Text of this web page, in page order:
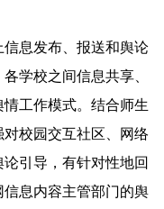
息发布、报送和舆论
学校之间信息共享、
工作模式。结合师生
校园交互社区、网络
引导，有针对性地回
息内容主管部门的舆